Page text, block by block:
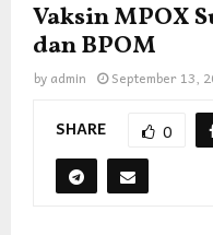
Vaksin MPOX
dan BPOM
by admin September 13,
SHARE 0